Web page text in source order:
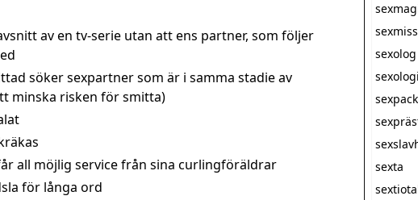
av en tv-serie utan att ens partner, som följer
söker sexpartner som är i samma stadie av
minska risken för smitta)
all möjlig service från sina curlingföräldrar
för långa ord
sexolog
sexologi
sexpack
sexta